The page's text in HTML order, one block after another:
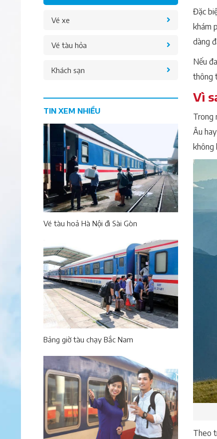
Vé xe
Vé tàu hỏa
Khách sạn
TIN XEM NHIỀU
Vé tàu hoả Hà Nội đi Sài Gòn
Bảng giờ tàu chạy Bắc Nam
Đặc
khám
dàng
Nếu
thông
Vì
Trong
Âu
không
Theo